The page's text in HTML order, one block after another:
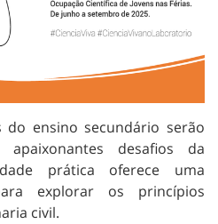
do ensino secundário serão
desafios da
prática oferece uma
explorar os princípios
civil.